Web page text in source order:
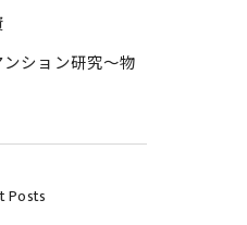
ション研究～物
Posts